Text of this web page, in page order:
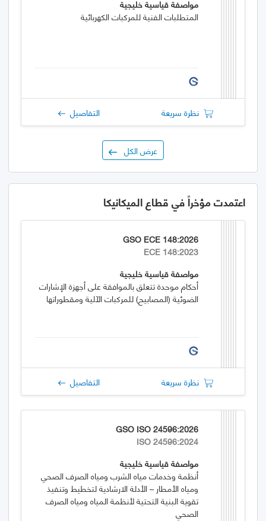
مواصفة قياسية خليجية
المتطلبات الفنية للمركبات الكهربائية
نظرة سريعة التفاصيل
عرض الكل
اعتمدت مؤخراً في قطاع الميكانيكا
GSO ECE 148:2026
ECE 148:2023
مواصفة قياسية خليجية
أحكام موحدة تتعلق بالموافقة على أجهزة الإشارات
الضوئية (المصابيح) للمركبات الآلية ومقطوراتها
نظرة سريعة التفاصيل
GSO ISO 24596:2026
ISO 24596:2024
مواصفة قياسية خليجية
أنظمة وخدمات مياه الشرب ومياه الصرف الصحي
ومياه الأمطار – الأدلة الارشادية لتخطيط وتنفيذ
تقوية البنية التحتية لأنظمة المياه ومياه الصرف
الصحي